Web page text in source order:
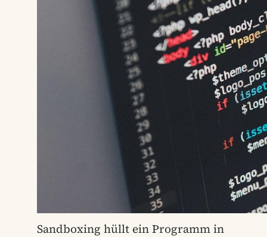
Sandboxing hüllt ein Programm in